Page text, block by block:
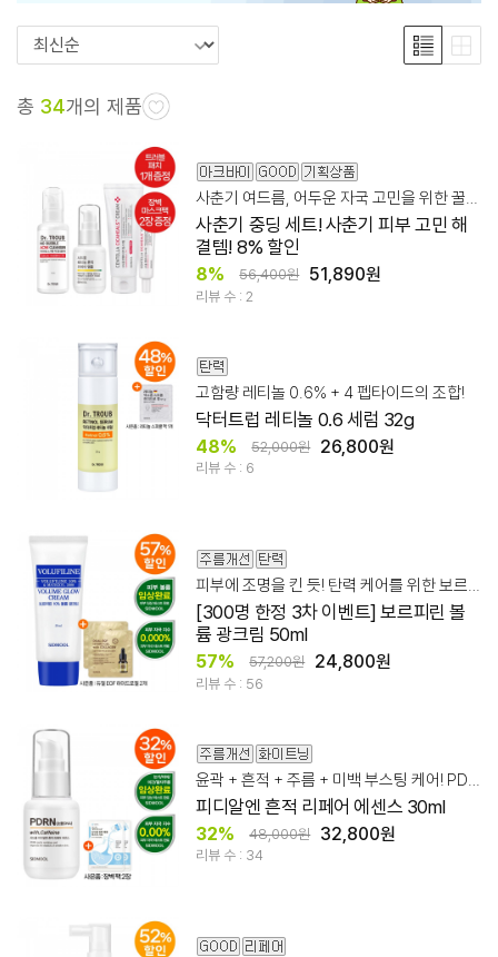
총 34개의 제품
사춘기 여드름, 어두운 자국 고민을 위한 꿀팁 세트
사춘기 중딩 세트! 사춘기 피부 고민 해
결템! 8% 할인
8% 56,400원 51,890원
리뷰 수 : 2
고함량 레티놀 0.6% + 4 펩타이드의 조합!
닥터트럽 레티놀 0.6 세럼 32g
48% 52,000원 26,800원
리뷰 수 : 6
피부에 조명을 킨 듯! 탄력 케어를 위한 보르피린 광크림
[300명 한정 3차 이벤트] 보르피린 볼
륨 광크림 50ml
57% 57,200원 24,800원
리뷰 수 : 56
피디알엔 흔적 리페어 에센스 30ml
32% 48,000원 32,800원
리뷰 수 : 34